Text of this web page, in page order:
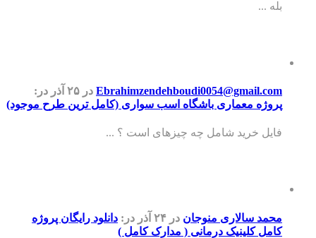
بله ...
Ebrahimzendehboudi0054@gmail.com در ۲۵ آذر
در:
پروژه معماری باشگاه اسب سواری (کامل ترین طرح موجود)
فایل خرید شامل چه چیزهای است ؟ ...
محمد سالاری منوجان در ۲۴ آذر در: دانلود رایگان پروژه
کامل کلینیک درمانی ( مدارک کامل )